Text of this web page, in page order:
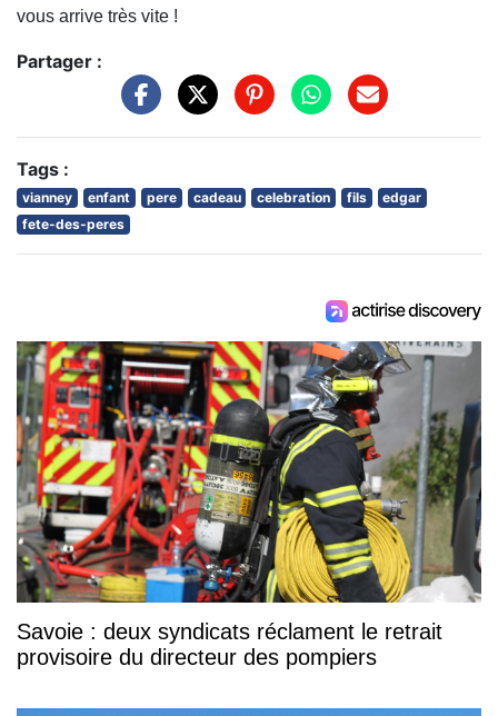
vous arrive très vite !
Partager :
Tags :
vianney enfant pere cadeau celebration fils
edgar
fete-des-peres
Savoie : deux syndicats réclament le retrait
provisoire du directeur des pompiers